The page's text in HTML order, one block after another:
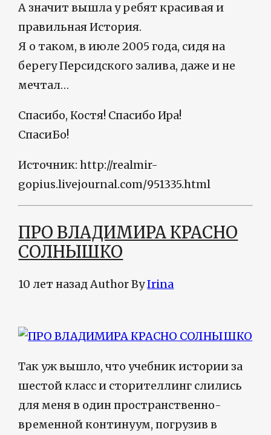
А значит вышла у ребят красивая и
правильная История.
Я о таком, в июле 2005 года, сидя на
берегу Персидского залива, даже и не
мечтал…
Спасибо, Костя! Спасибо Ира!
СпасиБо!
Источник: http://realmir-
gopius.livejournal.com/951335.html
ПРО ВЛАДИМИРА КРАСНО
СОЛНЫШКО
10 лет назадAuthorByIrina
Так уж вышло, что учебник истории за
шестой класс и сторителлинг слились
для меня в один пространственно-
временной континуум, погрузив в